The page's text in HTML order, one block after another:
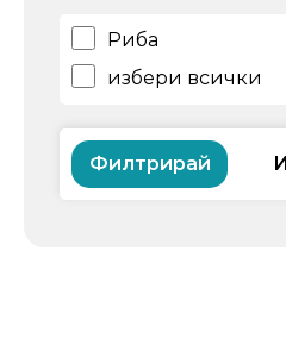
Рибa
избери всички
Филтрирай